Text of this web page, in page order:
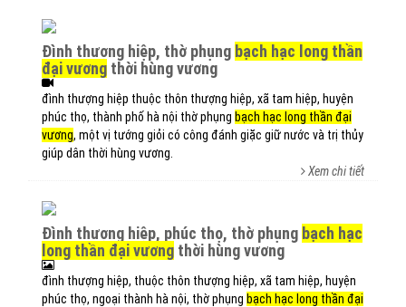
đình thượng hiệp, thờ phụng bạch hạc long thần
đại vương thời hùng vương
đình thượng hiệp thuộc thôn thượng hiệp, xã tam hiệp, huyện
phúc thọ, thành phố hà nội thờ phụng bạch hạc long thần đại
vương, một vị tướng giỏi có công đánh giặc giữ nước và trị thủy
giúp dân thời hùng vương.
Xem chi tiết
đình thượng hiệp, phúc thọ, thờ phụng bạch hạc
long thần đại vương thời hùng vương
đình thượng hiệp, thuộc thôn thượng hiệp, xã tam hiệp, huyện
phúc thọ, ngoại thành hà nội, thờ phụng bạch hạc long thần đại